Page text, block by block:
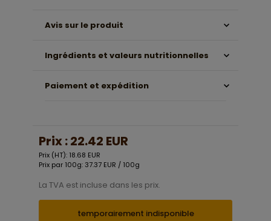
Avis sur le produit
Ingrédients et valeurs nutritionnelles
Paiement et expédition
Prix :22.42 EUR
Prix (HT): 18.68 EUR
Prix par 100g: 37.37 EUR / 100g
La TVA est incluse dans les prix.
temporairement indisponible